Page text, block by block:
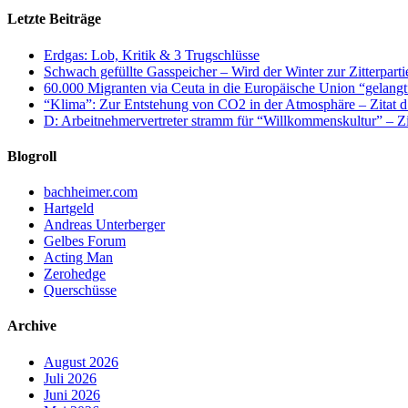
Letzte Beiträge
Erdgas: Lob, Kritik & 3 Trugschlüsse
Schwach gefüllte Gasspeicher – Wird der Winter zur
60.000 Migranten via Ceuta in die Europäische Union
“Klima”: Zur Entstehung von CO2 in der Atmosphäre – Zitat
D: Arbeitnehmervertreter stramm für “Willkommenskultur” –
Blogroll
bachheimer.com
Hartgeld
Andreas Unterberger
Gelbes Forum
Acting Man
Zerohedge
Querschüsse
Archive
August 2026
Juli 2026
Juni 2026